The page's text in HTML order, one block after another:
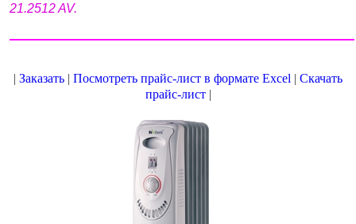
21.2512 AV.
| Заказать | Посмотреть прайс-лист в формате Excel | Скачать
прайс-лист|